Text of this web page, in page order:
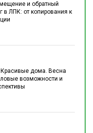
и обратный
в ЛПК: от копирования к
дома. Весна
возможности и